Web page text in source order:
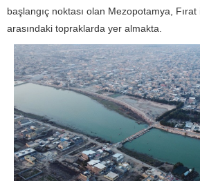
başlangıç noktası olan Mezopotamya,
arasındaki topraklarda yer almakta.